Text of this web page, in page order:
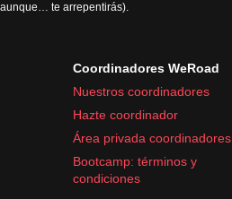
te arrepentirás).
Coordinadores WeRoad
Nuestros coordinadores
Hazte coordinador
Área privada coordinadores
Bootcamp: términos y
condiciones